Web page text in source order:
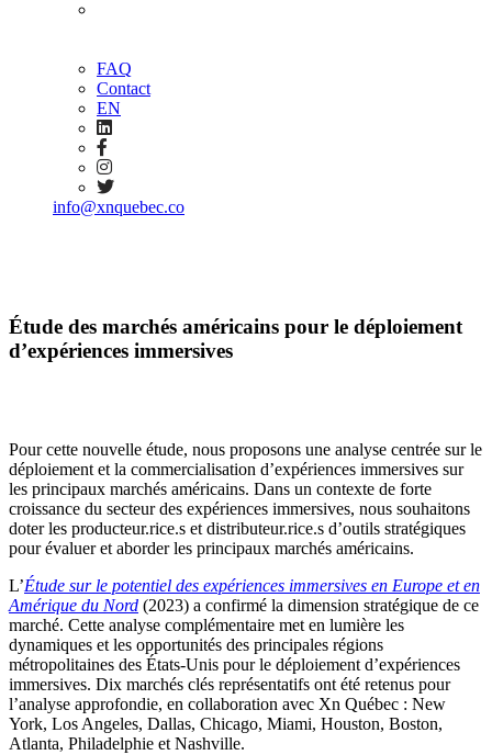
FAQ
Contact
EN
info@xnquebec.co
Étude des marchés américains pour le déploiement
d’expériences immersives
Pour cette nouvelle étude, nous proposons une analyse centrée sur le
déploiement et la commercialisation d’expériences immersives sur
les principaux marchés américains. Dans un contexte de forte
croissance du secteur des expériences immersives, nous souhaitons
doter les producteur.rice.s et distributeur.rice.s d’outils stratégiques
pour évaluer et aborder les principaux marchés américains.
L’Étude sur le potentiel des expériences immersives en Europe et en
Amérique du Nord (2023) a confirmé la dimension stratégique de ce
marché. Cette analyse complémentaire met en lumière les
dynamiques et les opportunités des principales régions
métropolitaines des États-Unis pour le déploiement d’expériences
immersives. Dix marchés clés représentatifs ont été retenus pour
l’analyse approfondie, en collaboration avec Xn Québec : New
York, Los Angeles, Dallas, Chicago, Miami, Houston, Boston,
Atlanta, Philadelphie et Nashville.